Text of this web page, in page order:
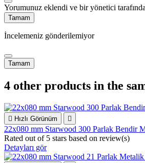
Yorumunuz eklendi ve bir yönetici
Tamam
İncelemeniz gönderilemiyor
Tamam
4 other products in the
 Hızlı Görünüm 
22x080 mm Starwood 300 Parlak Bendir
Rated out of 5 stars based on review(s)
Detayları gör